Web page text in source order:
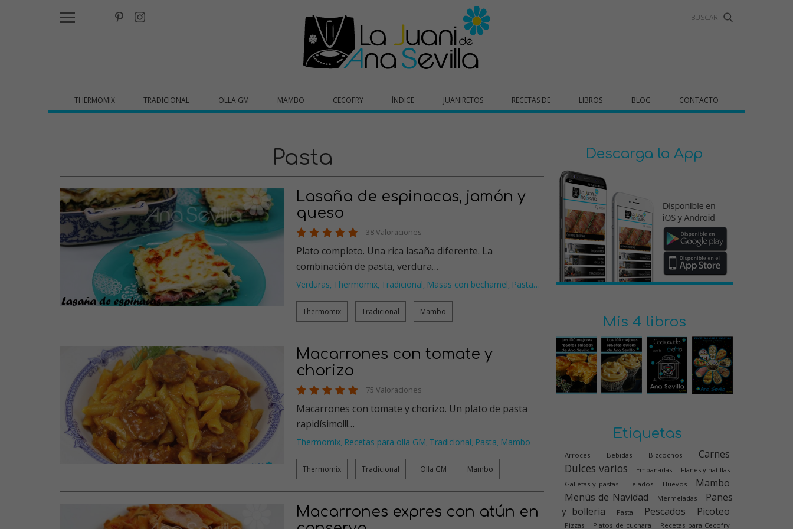
THERMOMIX TRADICIONAL OLLA GM MAMBO CECOFRY ÍNDICE JUANIRETOS RECETAS DE LIBROS BLOG CONTACTO
Pasta
Lasaña de espinacas, jamón y
queso
38 Valoraciones
Plato completo. Una rica lasaña diferente. La
combinación de pasta, verdura…
Verduras, Thermomix, Tradicional, Masas con bechamel, Pasta…
Thermomix Tradicional Mambo
Macarrones con tomate y
chorizo
75 Valoraciones
Macarrones con tomate y chorizo. Un plato de pasta
rapidísimo!!!…
Thermomix, Recetas para olla GM, Tradicional, Pasta, Mambo
Thermomix Tradicional Olla GM Mambo
Macarrones expres con atún en
Descarga la App
Mis 4 libros
Etiquetas
Arroces Bebidas Bizcochos Carnes
Dulces varios Empanadas
Flanes y natillas
Galletas y pastas
Helados Huevos
Mambo
Menús de Navidad
Mermeladas
Panes
y bolleria
Pasta Pescados Picoteo
Pizzas Platos de cuchara Recetas para Cecofry